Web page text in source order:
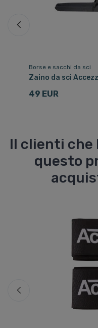
Borse e sacchi da sci
Zaino da sci
49 EUR
Il clienti che
questo